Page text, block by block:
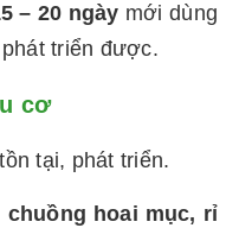
– 20 ngày mới dùng
triển được.
cơ
tại, phát triển.
chuồng hoai mục, rỉ